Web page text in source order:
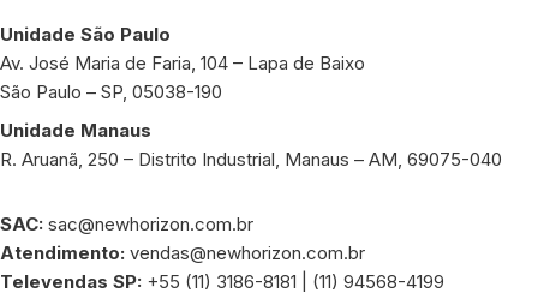
Unidade São Paulo
Av. José Maria de Faria, 104 – Lapa de Baixo
São Paulo – SP, 05038-190
Unidade Manaus
R. Aruanã, 250 – Distrito Industrial, Manaus – AM, 69075-040
SAC: sac@newhorizon.com.br
Atendimento: vendas@newhorizon.com.br
Televendas SP: +55 (11) 3186-8181 | (11) 94568-4199